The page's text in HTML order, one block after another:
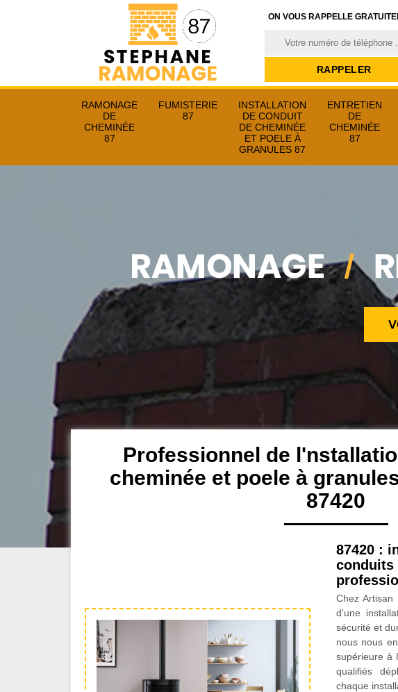
ON VOUS RAPPELLE
RAMONAGE
DE
CHEMINÉE
87
FUMISTERIE
87
INSTALLATION
DE CONDUIT
DE CHEMINÉE
ET POELE À
GRANULES 87
ENTRETIEN
DE
CHEMINÉE
87
Professionnel de
cheminée et poele à
87420
87420 :
conduits
Chez Artisan
d'une
sécurité et
nous nous
supérieure à
qualifiés
chaque